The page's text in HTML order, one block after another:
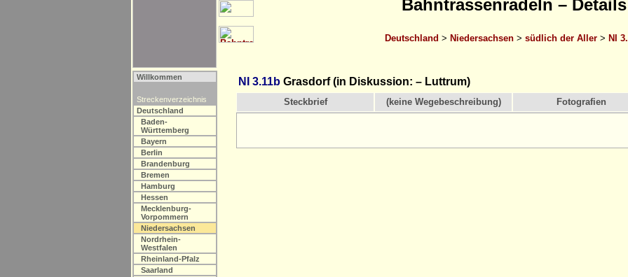
Bahntrassenradeln – Details
Deutschland > Niedersachsen > südlich der Aller > NI
Willkommen
Streckenverzeichnis
Deutschland
Baden-
Württemberg
Bayern
Berlin
Brandenburg
Bremen
Hamburg
Hessen
Mecklenburg-
Vorpommern
Niedersachsen
Nordrhein-
Westfalen
Rheinland-Pfalz
Saarland
NI 3.11b Grasdorf (in Diskussion: – Luttrum)
Steckbrief (keine Wegebeschreibung) Fotografien